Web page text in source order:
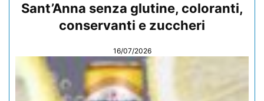
Sant’Anna senza glutine, coloranti,
conservanti e zuccheri
16/07/2026